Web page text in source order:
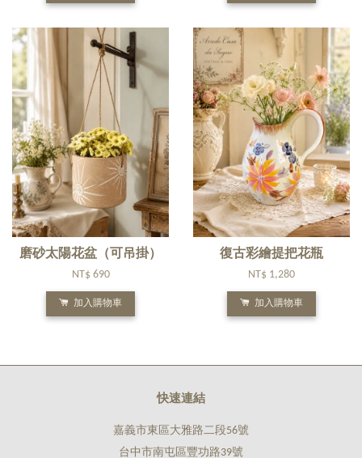
磨砂太陽花盆（可吊掛）
NT$ 690
加入購物車
復古彩繪提把花瓶
NT$ 1,280
加入購物車
快速連結
嘉義市東區大雅路二段56號
台中市南屯區豐功路39號